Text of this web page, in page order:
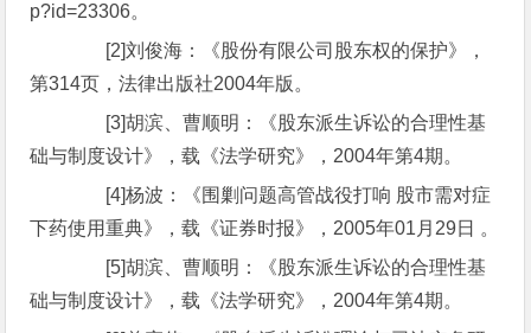
p?id=23306。
[2]刘俊海：《股份有限公司股东权的保护》，
第314页，法律出版社2004年版。
[3]胡滨、曹顺明：《股东派生诉讼的合理性基
础与制度设计》，载《法学研究》，2004年第4期。
[4]杨波：《围剿问题高管战役打响 股市需对症
下药使用重典》，载《证券时报》，2005年01月29日 。
[5]胡滨、曹顺明：《股东派生诉讼的合理性基
础与制度设计》，载《法学研究》，2004年第4期。